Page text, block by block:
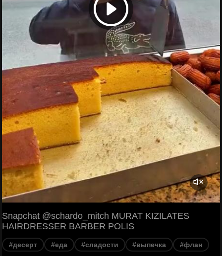
Snapchat @schardo_mitch MURAT KIZILATES
HAIRDRESSER BARBER POLIS
#десерт #еда #сладости #выпечка #флан